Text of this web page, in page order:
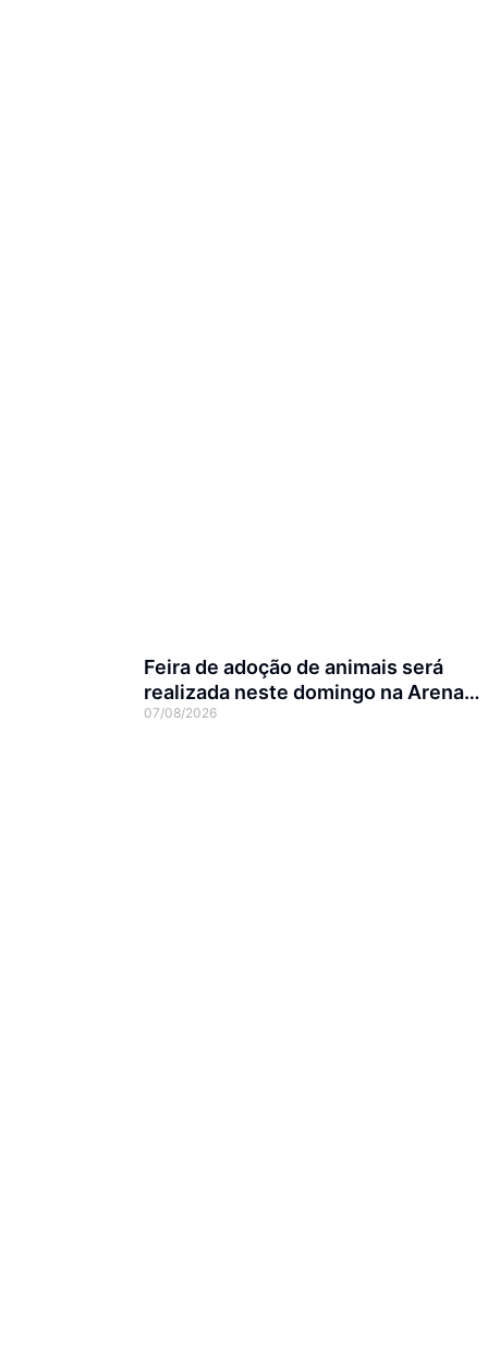
Feira de adoção de animais será
realizada neste domingo na Arena
Joinville
07/08/2026